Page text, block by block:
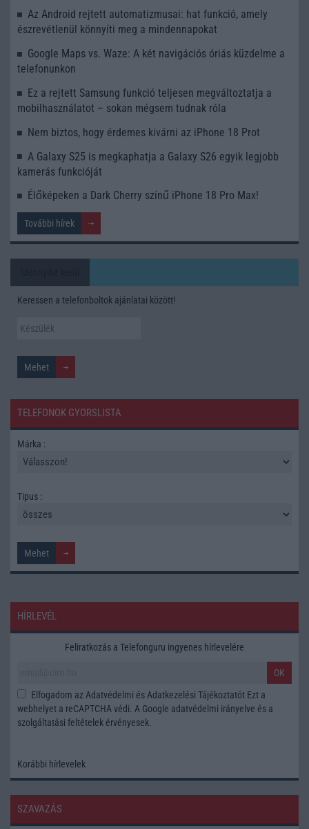
Az Android rejtett automatizmusai: hat funkció, amely
észrevétlenül könnyíti meg a mindennapokat
Google Maps vs. Waze: A két navigációs óriás küzdelme a
telefonunkon
Ez a rejtett Samsung funkció teljesen megváltoztatja a
mobilhasználatot – sokan mégsem tudnak róla
Nem biztos, hogy érdemes kivárni az iPhone 18 Prot
A Galaxy S25 is megkaphatja a Galaxy S26 egyik legjobb
kamerás funkcióját
Élőképeken a Dark Cherry színű iPhone 18 Pro Max!
További hírek
Keressen a telefonboltok ajánlatai között!
TELEFONOK GYORSLISTA
Márka :
Tipus :
HÍRLEVÉL
Feliratkozás a Telefonguru ingyenes hírlevelére
OK
Elfogadom az Adatvédelmi és Adatkezelési Tájékoztatót Ezt a
webhelyet a reCAPTCHA védi. A Google adatvédelmi irányelve és a
szolgáltatási feltételek érvényesek.
Korábbi hírlevelek
SZAVAZÁS